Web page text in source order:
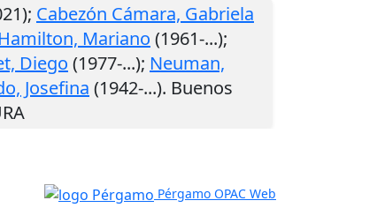
Cabezón Cámara, Gabriela
Hamilton, Mariano (1961-...);
Diego (1977-...); Neuman,
Josefina (1942-...). Buenos
Pérgamo OPAC Web